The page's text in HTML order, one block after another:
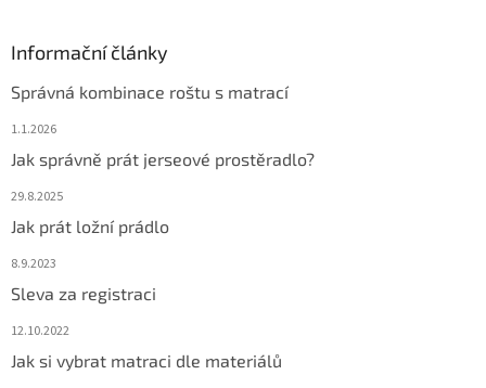
Informační články
Správná kombinace roštu s matrací
1.1.2026
Jak správně prát jerseové prostěradlo?
29.8.2025
Jak prát ložní prádlo
8.9.2023
Sleva za registraci
12.10.2022
Jak si vybrat matraci dle materiálů